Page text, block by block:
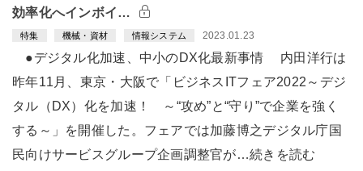
効率化へインボイ…
特集 機械・資材 情報システム 2023.01.23
●デジタル化加速、中小のDX化最新事情 内田洋行は
昨年11月、東京・大阪で「ビジネスITフェア2022～デジ
タル（DX）化を加速！ ～“攻め”と“守り”で企業を強く
する～」を開催した。フェアでは加藤博之デジタル庁国
民向けサービスグループ企画調整官が…続きを読む